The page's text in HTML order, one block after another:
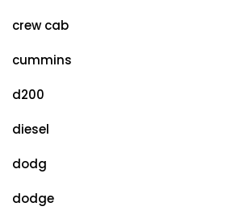
crew cab
cummins
d200
diesel
dodg
dodge